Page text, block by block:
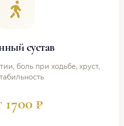
сустав
боль при ходьбе, хруст,
1700 ₽